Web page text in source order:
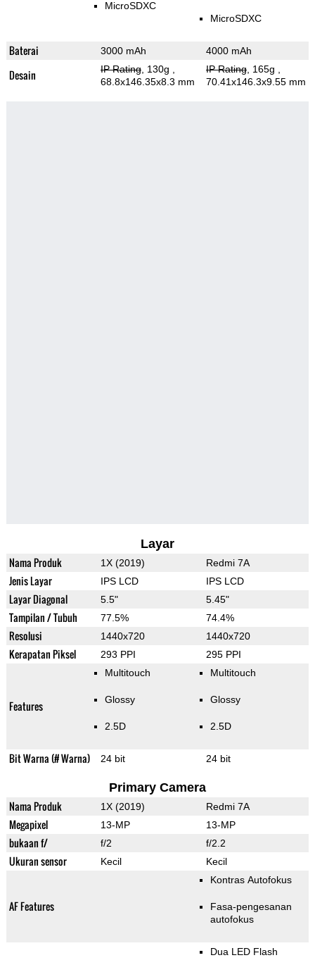
MicroSDXC
MicroSDXC
Baterai 3000 mAh 4000 mAh
Desain IP Rating, 130g
68.8x146.35x8.3 mm
IP Rating, 165g
70.41x146.3x9.55 mm
Layar
Nama Produk 1X (2019) Redmi 7A
Jenis Layar IPS LCD IPS LCD
Layar Diagonal 5.5" 5.45"
Tampilan / Tubuh 77.5% 74.4%
Resolusi 1440x720 1440x720
Kerapatan Piksel 293 PPI 295 PPI
Features
Multitouch
Glossy
2.5D
Multitouch
Glossy
2.5D
Bit Warna (# Warna) 24 bit 24 bit
Primary Camera
Nama Produk 1X (2019) Redmi 7A
Megapixel 13-MP 13-MP
bukaan f/ f/2 f/2.2
Ukuran sensor Kecil Kecil
AF Features
Kontras Autofokus
Fasa-pengesanan
autofokus
Dua LED Flash